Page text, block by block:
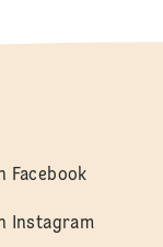
Facebook
Instagram